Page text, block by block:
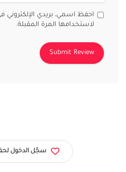
احفظ اسمي، بريدي الإلكتروني
لاستخدامها المرة المقبلة.
سجّل الدخول